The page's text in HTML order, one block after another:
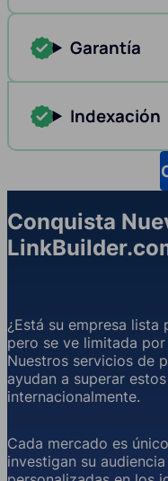
Garantía
Indexación
Conquista
¿Está su empresa
pero se ve limitada
Nuestros servicios de
ayudan a superar
internacionalmente.
Cada mercado es
investigan su